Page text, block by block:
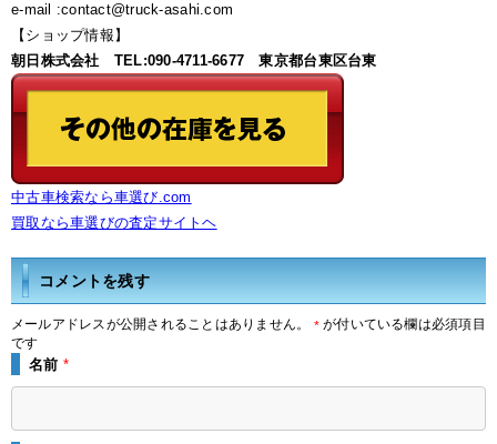
e-mail :contact@truck-asahi.com
【ショップ情報】
朝日株式会社 TEL:090-4711-6677 東京都台東区台東
中古車検索なら車選び.com
買取なら車選びの査定サイトヘ
コメントを残す
メールアドレスが公開されることはありません。 *が付いている欄は必須項目
です
名前 *